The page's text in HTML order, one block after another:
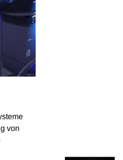
von